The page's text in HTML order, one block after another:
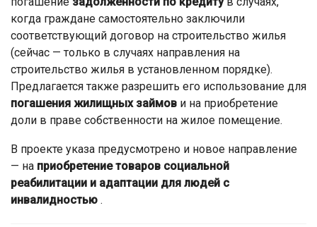
когда граждане самостоятельно заключили
соответствующий договор на строительство жилья
(сейчас — только в случаях направления на
строительство жилья в установленном порядке).
Предлагается также разрешить его использование для
погашения жилищных займов и на приобретение
доли в праве собственности на жилое помещение.
В проекте указа предусмотрено и новое направление
— на приобретение товаров социальной
реабилитации и адаптации для людей с
инвалидностью .